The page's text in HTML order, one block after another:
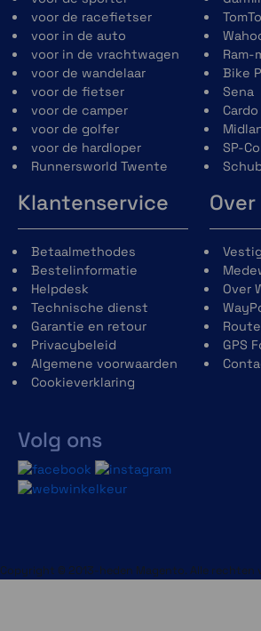
voor de racefietser
voor in de auto
voor in de vrachtwagen
voor de wandelaar
voor de fietser
voor de camper
voor de golfer
voor de hardloper
Runnersworld Twente
Ram-
Bike
Sena
Cardo
SP-
Klantenservice
Betaalmethodes
Bestelinformatie
Helpdesk
Technische dienst
Garantie en retour
Privacybeleid
Algemene voorwaarden
Cookieverklaring
Volg ons
Over
GPS
Copyright © 2013-heden Magento. Alle rechten